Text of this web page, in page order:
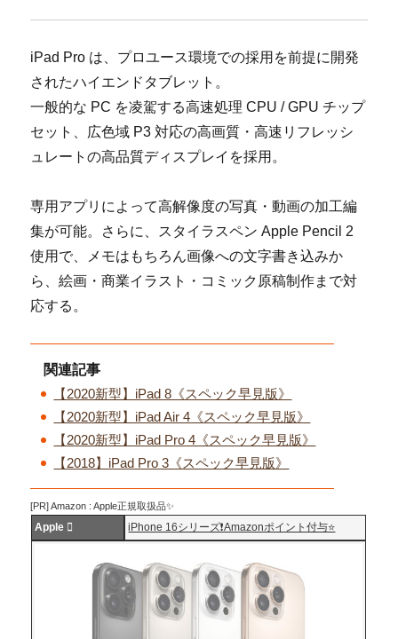
iPad Pro は、プロユース環境での採用を前提に開発
されたハイエンドタブレット。
一般的な PC を凌駕する高速処理 CPU / GPU チップ
セット、広色域 P3 対応の高画質・高速リフレッシ
ュレートの高品質ディスプレイを採用。
専用アプリによって高解像度の写真・動画の加工編
集が可能。さらに、スタイラスペン Apple Pencil 2
使用で、メモはもちろん画像への文字書き込みか
ら、絵画・商業イラスト・コミック原稿制作まで対
応する。
関連記事
【2020新型】iPad 8《スペック早見版》
【2020新型】iPad Air 4《スペック早見版》
【2020新型】iPad Pro 4《スペック早見版》
【2018】iPad Pro 3《スペック早見版》
[PR] Amazon : Apple正規取扱品✨
Apple  iPhone 16シリーズ❗️Amazonポイント付与⭐️